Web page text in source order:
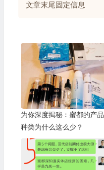
文章末尾固定信息
为你深度揭秘：蜜都的产品
种类为什么这么少？